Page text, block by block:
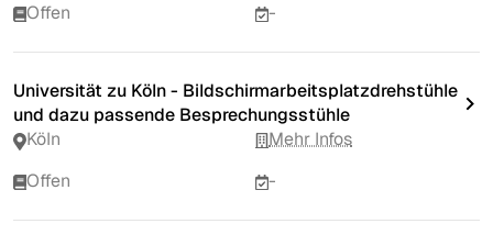
Offen
-
Universität zu Köln - Bildschirmarbeitsplatzdrehstühle
und dazu passende Besprechungsstühle
Köln
Mehr Infos
Offen
-